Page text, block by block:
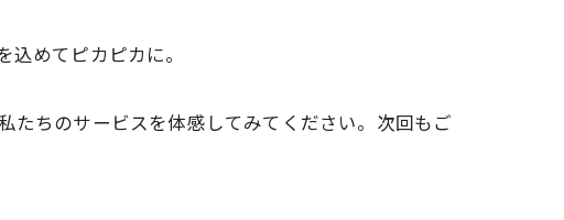
めてピカピカに。
たちのサービスを体感してみてください。次回もご